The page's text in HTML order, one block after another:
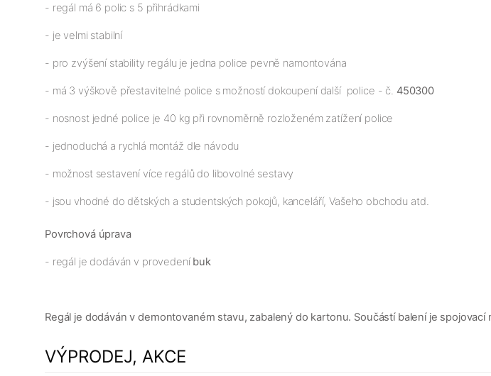
- regál má 6 polic s 5 přihrádkami
- je velmi stabilní
- pro zvýšení stability regálu je jedna police pevně namontována
- má 3 výškově přestavitelné police s možností dokoupení další police - č. 450300
- nosnost jedné police je 40 kg při rovnoměrně rozloženém zatížení police
- jednoduchá a rychlá montáž dle návodu
- možnost sestavení více regálů do libovolné sestavy
- jsou vhodné do dětských a studentských pokojů, kanceláří, Vašeho obchodu atd.
Povrchová úprava
- regál je dodáván v provedeníbuk
Regál je dodáván v demontovaném stavu, zabalený do kartonu. Součástí balení je spojovací
VÝPRODEJ, AKCE